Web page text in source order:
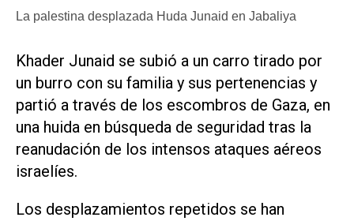
La palestina desplazada Huda Junaid en Jabaliya
Khader Junaid se subió a un carro tirado por
un burro con su familia y sus pertenencias y
partió a través de los escombros de Gaza, en
una huida en búsqueda de seguridad tras la
reanudación de los intensos ataques aéreos
israelíes.
Los desplazamientos repetidos se han